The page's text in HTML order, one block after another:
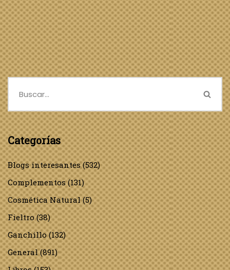
Categorías
Blogs interesantes(532)
Complementos(131)
Cosmética Natural(5)
Fieltro(38)
Ganchillo(132)
General(891)